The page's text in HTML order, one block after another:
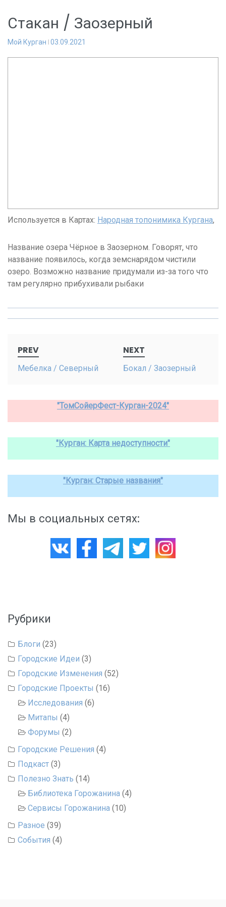
Стакан / Заозерный
Мой Курган 03.09.2021
Используется в Картах: Народная топонимика Кургана,
Название озера Чёрное в Заозерном. Говорят, что
название появилось, когда земснарядом чистили
озеро. Возможно название придумали из-за того что
там регулярно прибухивали рыбаки
navigation
PREV
Мебелка / Северный
NEXT
Бокал / Заозерный
"ТомСойерФест-Курган-2024"
"Курган: Карта недоступности"
"Курган: Старые названия"
Мы в социальных сетях:
Рубрики
Блоги (23)
Городские Идеи (3)
Городские Изменения (52)
Городские Проекты (16)
Исследования (6)
Митапы (4)
Форумы (2)
Городские Решения (4)
Подкаст (3)
Полезно Знать (14)
Библиотека Горожанина (4)
Сервисы Горожанина (10)
Разное (39)
События (4)